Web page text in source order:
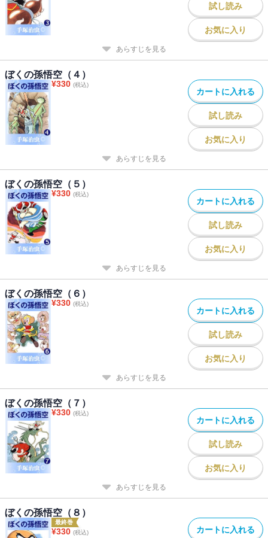
試し読み
お気に入り
あらすじを見る
ぼくの孫悟空（４）
¥330 (税込)
カートに入れる
試し読み
お気に入り
あらすじを見る
ぼくの孫悟空（５）
¥330 (税込)
カートに入れる
試し読み
お気に入り
あらすじを見る
ぼくの孫悟空（６）
¥330 (税込)
カートに入れる
試し読み
お気に入り
あらすじを見る
ぼくの孫悟空（７）
¥330 (税込)
カートに入れる
試し読み
お気に入り
あらすじを見る
ぼくの孫悟空（８）
最終巻
¥330 (税込) カートに入れる